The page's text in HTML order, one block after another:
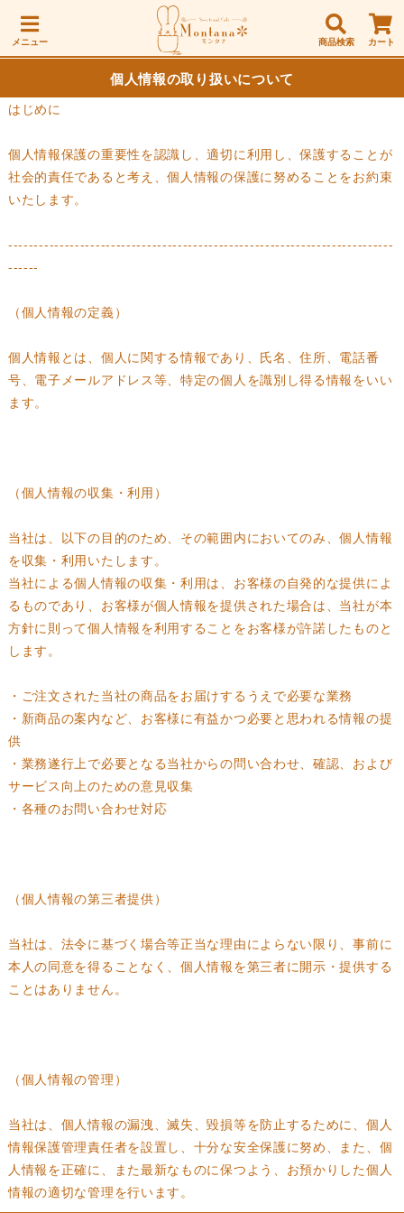
メニュー 商品検索 カート
個人情報の取り扱いについて
はじめに
個人情報保護の重要性を認識し、適切に利用し、保護することが
社会的責任であると考え、個人情報の保護に努めることをお約束
いたします。
---------------------------------------------------------------------------
------
（個人情報の定義）
個人情報とは、個人に関する情報であり、氏名、住所、電話番
号、電子メールアドレス等、特定の個人を識別し得る情報をいい
ます。
（個人情報の収集・利用）
当社は、以下の目的のため、その範囲内においてのみ、個人情報
を収集・利用いたします。
当社による個人情報の収集・利用は、お客様の自発的な提供によ
るものであり、お客様が個人情報を提供された場合は、当社が本
方針に則って個人情報を利用することをお客様が許諾したものと
します。
・ご注文された当社の商品をお届けするうえで必要な業務
・新商品の案内など、お客様に有益かつ必要と思われる情報の提
供
・業務遂行上で必要となる当社からの問い合わせ、確認、および
サービス向上のための意見収集
・各種のお問い合わせ対応
（個人情報の第三者提供）
当社は、法令に基づく場合等正当な理由によらない限り、事前に
本人の同意を得ることなく、個人情報を第三者に開示・提供する
ことはありません。
（個人情報の管理）
当社は、個人情報の漏洩、滅失、毀損等を防止するために、個人
情報保護管理責任者を設置し、十分な安全保護に努め、また、個
人情報を正確に、また最新なものに保つよう、お預かりした個人
情報の適切な管理を行います。